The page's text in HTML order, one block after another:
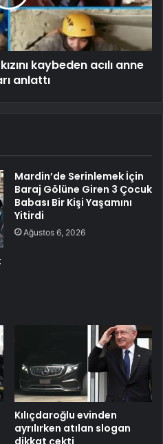
kaybeden acılı anne
anlattı
Mardin’de Serinlemek İçin
Baraj Gölüne Giren 3 Çocuk
Babası Bir Kişi Yaşamını
Yitirdi
Ağustos 6, 2026
Kılıçdaroğlu evinden
ayrılırken atılan slogan